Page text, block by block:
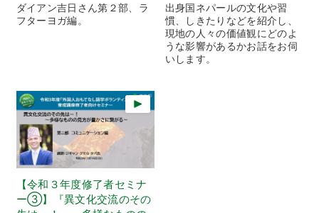
ダイアン吉日さん第２部、ラ
フターヨガ編。
出身国ネパールの文化や習
慣、しきたりなどを紹介し、
現地の人々の価値観にどのよ
うな影響があるかお話をお伺
いします。
【令和３年度修了者セミナ
ー③】『異文化交流のその